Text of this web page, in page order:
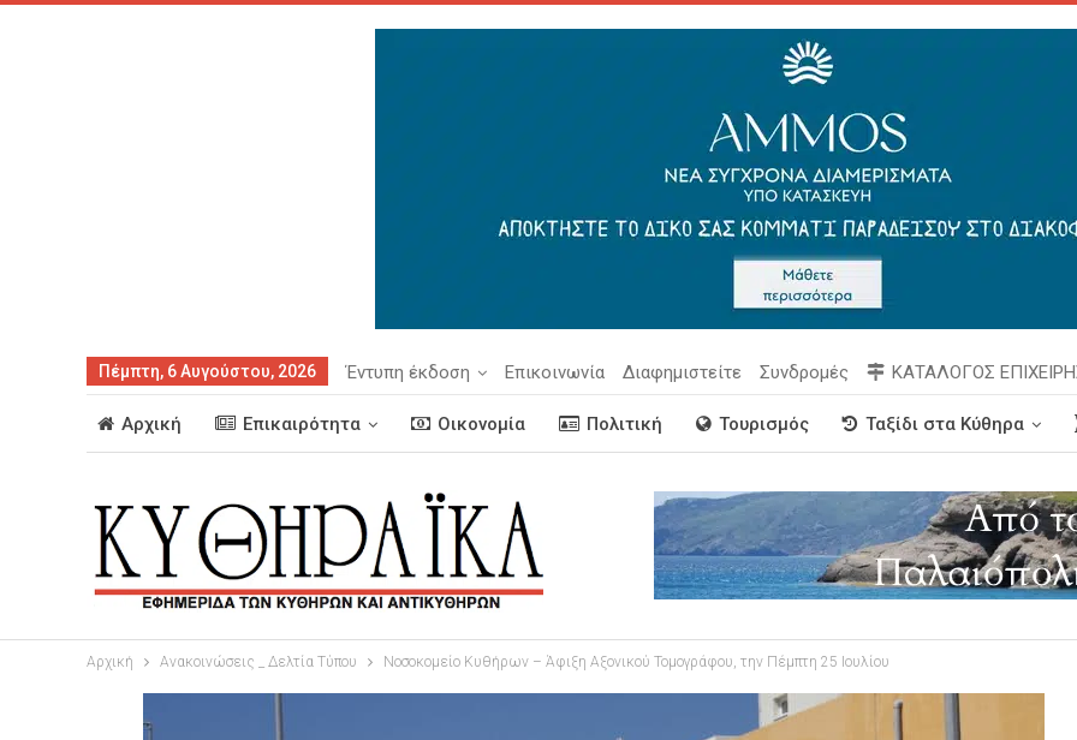
Πέμπτη, 6 Αυγούστου, 2026 Έντυπη έκδοση Επικοινωνία Διαφημιστείτε Συνδρομές ΚΑΤΑΛΟΓΟΣ
Αρχική Επικαιρότητα Οικονομία Πολιτική Τουρισμός Ταξίδι στα Κύθηρα
Αρχική Ανακοινώσεις _ Δελτία Τύπου Νοσoκομείο Kυθήρων – Άφιξη Αξονικού Τομογράφου, την Πέμπτη 25 Ιουλίου